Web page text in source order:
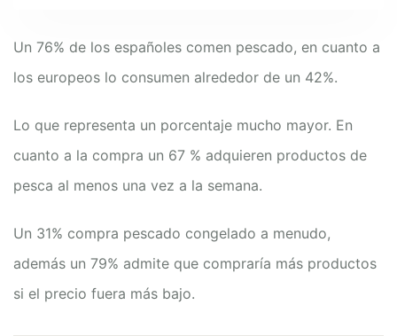
Un 76% de los españoles comen pescado, en cuanto a
los europeos lo consumen alrededor de un 42%.
Lo que representa un porcentaje mucho mayor. En
cuanto a la compra un 67 % adquieren productos de
pesca al menos una vez a la semana.
Un 31% compra pescado congelado a menudo,
además un 79% admite que compraría más productos
si el precio fuera más bajo.